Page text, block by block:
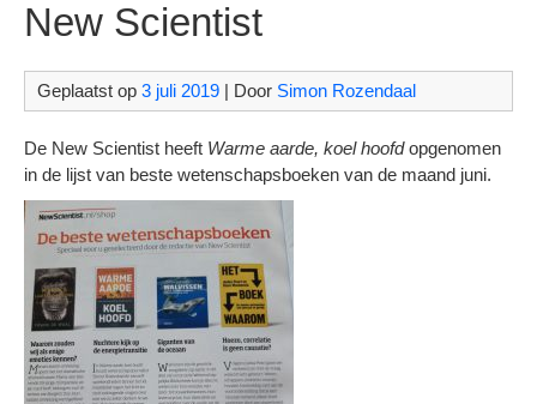
New Scientist
Geplaatst op 3 juli 2019 | Door Simon Rozendaal
De New Scientist heeft Warme aarde, koel hoofdopgenomen
in de lijst van beste wetenschapsboeken van de maand juni.